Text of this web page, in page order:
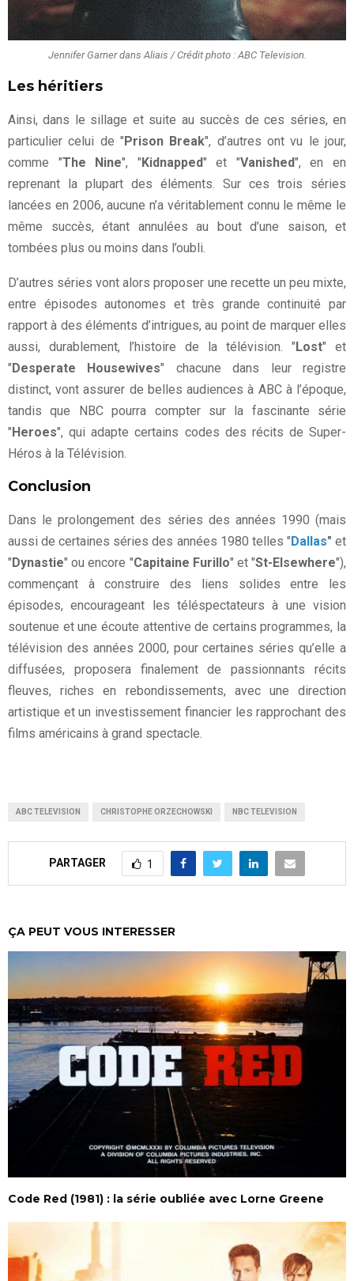
Jennifer Garner dans Aliais / Crédit photo : ABC Television.
Les héritiers
Ainsi, dans le sillage et suite au succès de ces séries, en
particulier celui de " Prison Break", d’autres ont vu le jour,
comme "The Nine", " Kidnapped" et "Vanished", en en
reprenant la plupart des éléments. Sur ces trois séries
lancées en 2006, aucune n’a véritablement connu le même le
même succès, étant annulées au bout d’une saison, et
tombées plus ou moins dans l’oubli.
D’autres séries vont alors proposer une recette un peu mixte,
entre épisodes autonomes et très grande continuité par
rapport à des éléments d’intrigues, au point de marquer elles
aussi, durablement, l’histoire de la télévision. " Lost" et
" Desperate Housewives" chacune dans leur registre
distinct, vont assurer de belles audiences à ABC à l’époque,
tandis que NBC pourra compter sur la fascinante série
" Heroes", qui adapte certains codes des récits de Super-
Héros à la Télévision.
Conclusion
Dans le prolongement des séries des années 1990 (mais
aussi de certaines séries des années 1980 telles " Dallas" et
" Dynastie" ou encore "Capitaine Furillo" et "St-Elsewhere"),
commençant à construire des liens solides entre les
épisodes, encourageant les téléspectateurs à une vision
soutenue et une écoute attentive de certains programmes, la
télévision des années 2000, pour certaines séries qu’elle a
diffusées, proposera finalement de passionnants récits
fleuves, riches en rebondissements, avec une direction
artistique et un investissement financier les rapprochant des
films américains à grand spectacle.
ABC TELEVISION CHRISTOPHE ORZECHOWSKI NBC TELEVISION
PARTAGER 1
ÇA PEUT VOUS INTERESSER
Code Red (1981) : la série oubliée avec Lorne Greene